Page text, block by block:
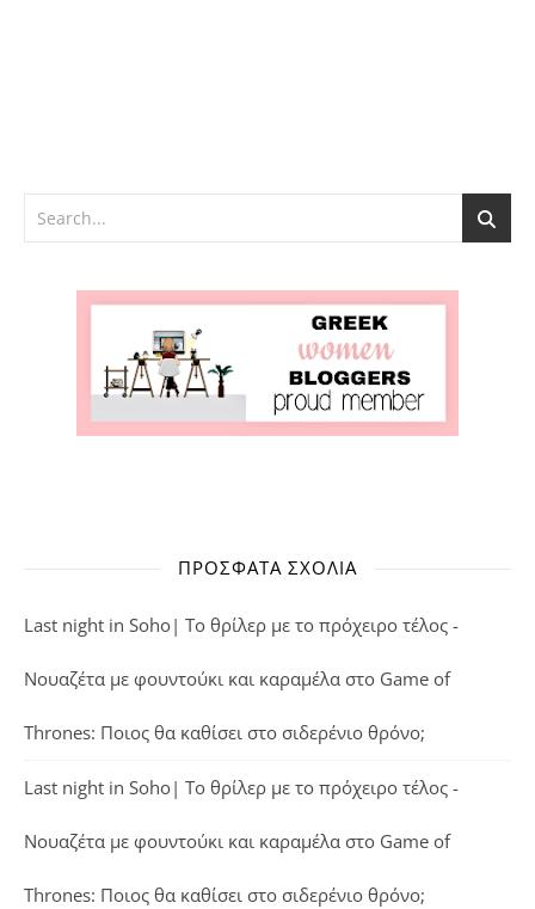
ΠΡΌΣΦΑΤΑ ΣΧΌΛΙΑ
Last night in Soho| Το θρίλερ με το πρόχειρο τέλος -
Νουαζέτα με φουντούκι και καραμέλα στο Game of
Thrones: Ποιος θα καθίσει στο σιδερένιο θρόνο;
Last night in Soho| Το θρίλερ με το πρόχειρο τέλος -
Νουαζέτα με φουντούκι και καραμέλα στο Game of
Thrones: Ποιος θα καθίσει στο σιδερένιο θρόνο;